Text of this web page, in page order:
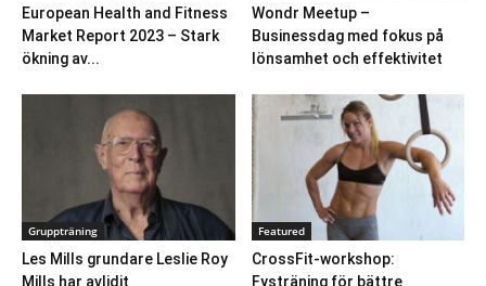
European Health and Fitness
Market Report 2023 – Stark
ökning av...
Wondr Meetup –
Businessdag med fokus på
lönsamhet och effektivitet
Gruppträning
Les Mills grundare Leslie Roy
Mills har avlidit
Featured
CrossFit-workshop:
Fysträning för bättre